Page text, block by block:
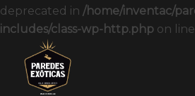
deprecated in /home/inventac/
includes/class-wp-http.php on line